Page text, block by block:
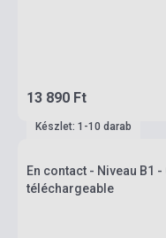
13 890 Ft
Készlet: 1-10 darab
En contact - Niveau B1
téléchargeable